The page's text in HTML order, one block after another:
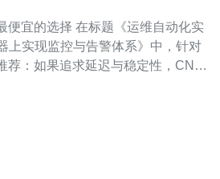
题《运维自动化实
上实现监控与告警体系》中，针对
荐：如果追求延迟与稳定性，CN2
的方案是“最佳”